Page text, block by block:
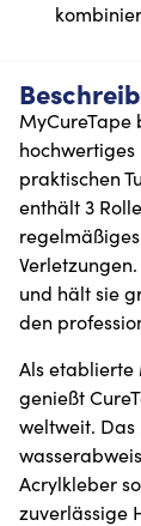
MyCureTape
praktischen
enthält 3
und hält sie
den
Als etablierte
genießt
weltweit.
Acrylkleber
zuverlässige